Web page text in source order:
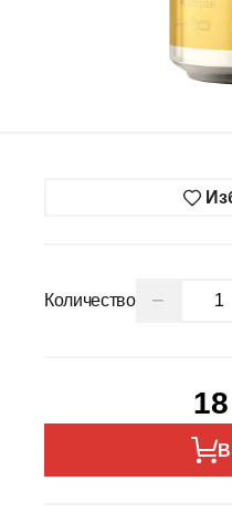
Количество −
В